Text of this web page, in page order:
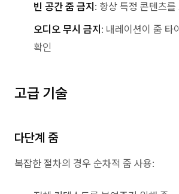
빈 공간 줌 금지 : 항상 특정 콘텐츠
오디오 무시 금지 : 내레이션이 줌 타
확인
고급 기술
다단계 줌
복잡한 절차의 경우 순차적 줌 사용: